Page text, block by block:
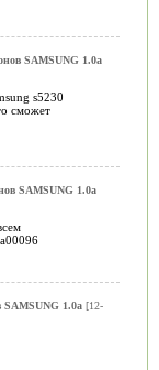
SAMSUNG 1.0a
s5230
сможет
SAMSUNG 1.0a
SAMSUNG 1.0a[12-